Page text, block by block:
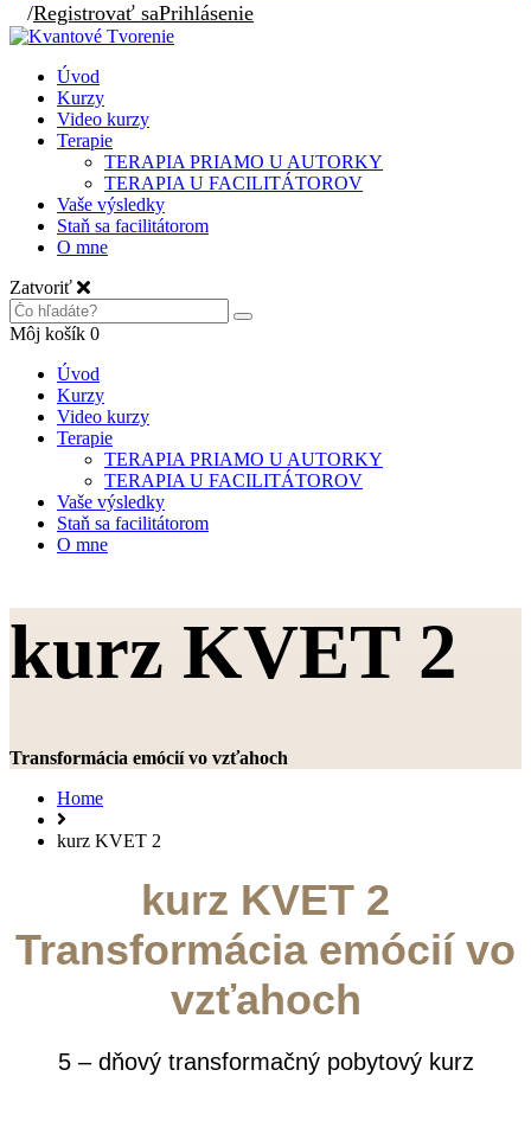
/Registrovať saPrihlásenie
Úvod
Kurzy
Video kurzy
Terapie
TERAPIA PRIAMO U AUTORKY
TERAPIA U FACILITÁTOROV
Vaše výsledky
Staň sa facilitátorom
O mne
Zatvoriť
Môj košík 0
Úvod
Kurzy
Video kurzy
Terapie
TERAPIA PRIAMO U AUTORKY
TERAPIA U FACILITÁTOROV
Vaše výsledky
Staň sa facilitátorom
O mne
kurz KVET 2
Transformácia emócií vo vzťahoch
Home
kurz KVET 2
kurz KVET 2
Transformácia emócií vo
vzťahoch
5 – dňový transformačný pobytový kurz